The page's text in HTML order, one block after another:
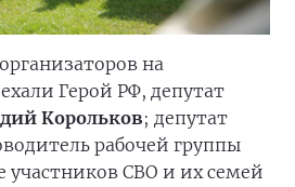
на
Герой РФ, депутат
Корольков; депутат
рабочей группы
СВО и их семей